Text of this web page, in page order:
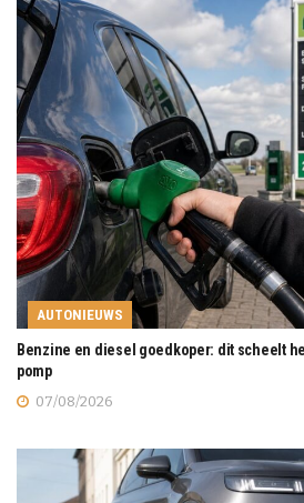
AUTONIEUWS
Benzine en diesel goedkoper: dit scheelt
pomp
07/08/2026